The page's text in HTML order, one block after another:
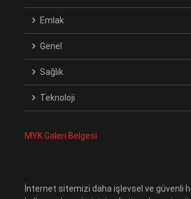
Emlak
Genel
Sağlık
Teknoloji
MYK Galeri Belgesi
İnternet sitemizi daha işlevsel ve güvenli